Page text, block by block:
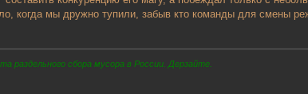
когда мы дружно тупили, забыв кто команды для смены
раздельного сбора мусора в России. Дерзайте.